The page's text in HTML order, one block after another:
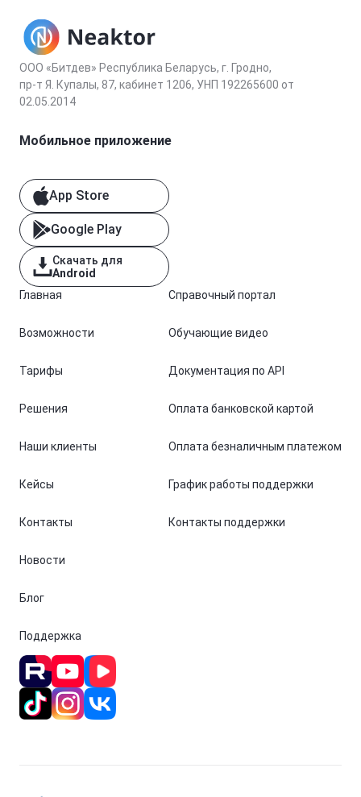
ООО «Битдев» Республика Беларусь, г. Гродно,
пр-т Я. Купалы, 87, кабинет 1206, УНП 192265600 от
02.05.2014
Мобильное приложение
App Store
Google Play
Скачать для
Android
Главная
Возможности
Тарифы
Решения
Наши клиенты
Кейсы
Контакты
Новости
Блог
Поддержка
Справочный портал
Обучающие видео
Документация по API
Оплата банковской картой
Оплата безналичным платежом
График работы поддержки
Контакты поддержки